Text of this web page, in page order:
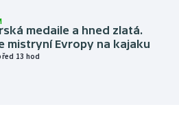
medaile a hned zlatá.
mistryní Evropy na kajaku
13 hod